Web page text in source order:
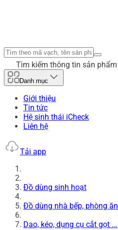
Tìm kiếm thông tin sản phẩm
Danh mục
Giới thiệu
Tin tức
Hệ sinh thái iCheck
Liên hệ
Tải app
Đồ dùng sinh hoạt
Đồ dùng nhà bếp, phòng ăn
Dao, kéo, dụng cụ cắt gọt ...